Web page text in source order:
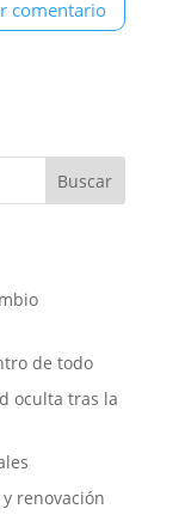
de todo
oculta tras la
renovación